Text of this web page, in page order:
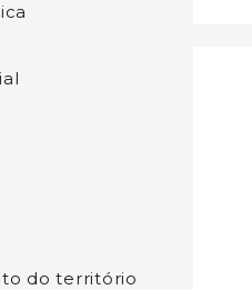
do território